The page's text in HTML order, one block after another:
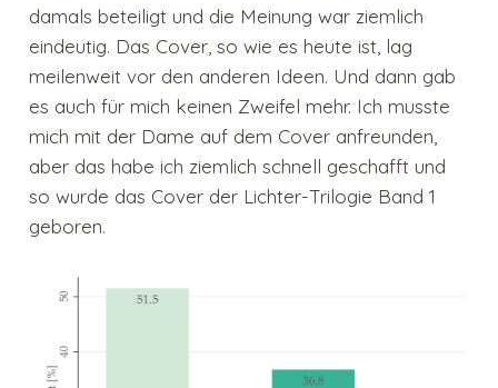
damals beteiligt und die Meinung war ziemlich
eindeutig. Das Cover, so wie es heute ist, lag
meilenweit vor den anderen Ideen. Und dann gab
es auch für mich keinen Zweifel mehr. Ich musste
mich mit der Dame auf dem Cover anfreunden,
aber das habe ich ziemlich schnell geschafft und
so wurde das Cover der Lichter-Trilogie Band 1
geboren.